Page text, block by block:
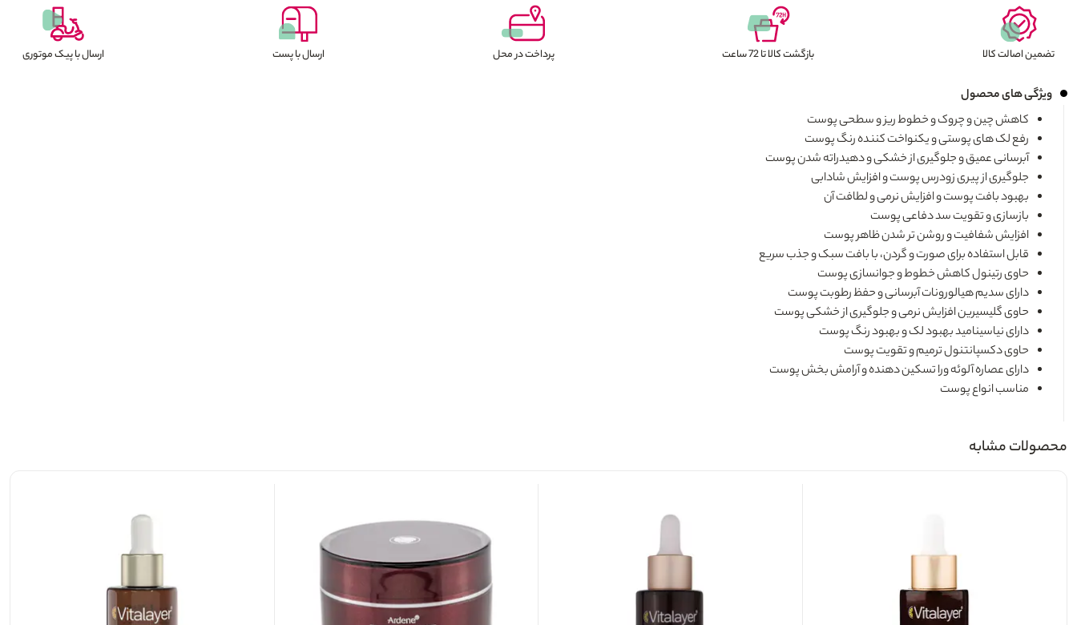
تضمین اصالت کالا بازگشت کالا تا 72 ساعت پرداخت در محل ارسال با پست ارسال با پیک موتوری
ویژگی های محصول
کاهش چین و چروک و خطوط ریز و سطحی پوست
رفع لک های پوستی و یکنواخت کننده رنگ پوست
آبرسانی عمیق و جلوگیری از خشکی و دهیدراته شدن پوست
جلوگیری از پیری زودرس پوست و افزایش شادابی
بهبود بافت پوست و افزایش نرمی و لطافت آن
بازسازی و تقویت سد دفاعی پوست
افزایش شفافیت و روشن تر شدن ظاهر پوست
قابل استفاده برای صورت و گردن، با بافت سبک و جذب سریع
حاوی رتینول کاهش خطوط و جوانسازی پوست
دارای سدیم هیالورونات آبرسانی و حفظ رطوبت پوست
حاوی گلیسیرین افزایش نرمی و جلوگیری از خشکی پوست
دارای نیاسینامید بهبود لک و بهبود رنگ پوست
حاوی دکسپانتنول ترمیم و تقویت پوست
دارای عصاره آلوئه ورا تسکین دهنده و آرامش بخش پوست
مناسب انواع پوست
محصولات مشابه